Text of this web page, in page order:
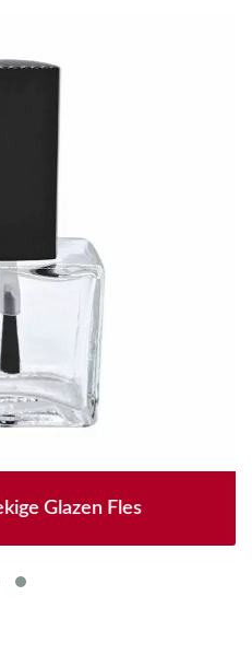
Glazen Fles